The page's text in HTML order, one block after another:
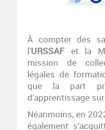
À compter des
l’URSSAF et la
mission de
légales de
que la part
d’apprentissage
Néanmoins, en
également